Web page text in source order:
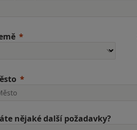
nějaké další požadavky?